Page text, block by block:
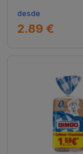
desde
2.89 €